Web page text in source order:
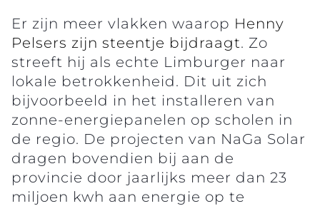
Er zijn meer vlakken waarop Henny
Pelsers zijn steentje bijdraagt. Zo
streeft hij als echte Limburger naar
lokale betrokkenheid. Dit uit zich
bijvoorbeeld in het installeren van
zonne-energiepanelen op scholen in
de regio. De projecten van NaGa Solar
dragen bovendien bij aan de
provincie door jaarlijks meer dan 23
miljoen kwh aan energie op te